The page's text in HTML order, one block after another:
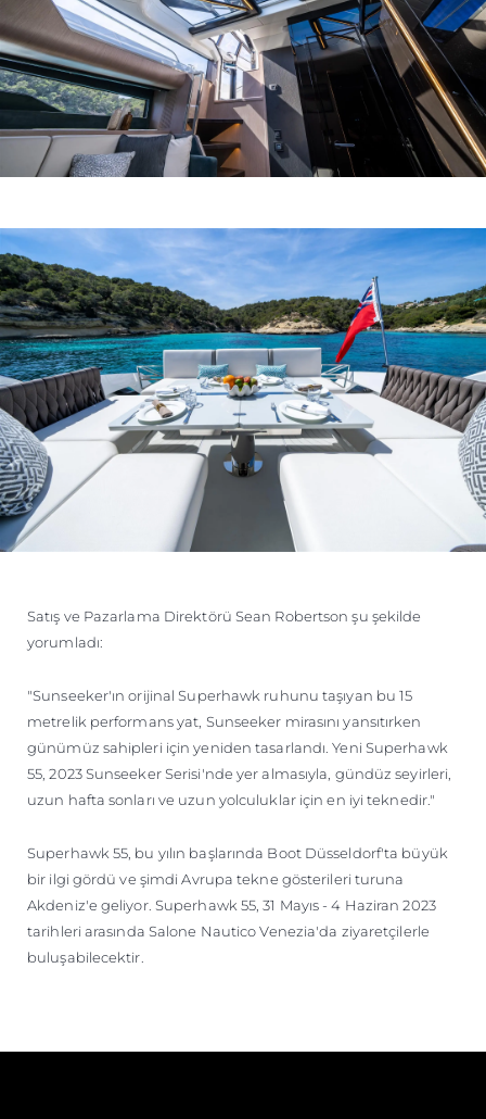
Satış ve Pazarlama Direktörü Sean Robertson şu şekilde
yorumladı:
"Sunseeker'ın orijinal Superhawk ruhunu taşıyan bu 15
metrelik performans yat, Sunseeker mirasını yansıtırken
günümüz sahipleri için yeniden tasarlandı. Yeni Superhawk
55, 2023 Sunseeker Serisi'nde yer almasıyla, gündüz seyirleri,
uzun hafta sonları ve uzun yolculuklar için en iyi teknedir."
Superhawk 55, bu yılın başlarında Boot Düsseldorf'ta büyük
bir ilgi gördü ve şimdi Avrupa tekne gösterileri turuna
Akdeniz'e geliyor. Superhawk 55, 31 Mayıs - 4 Haziran 2023
tarihleri arasında Salone Nautico Venezia'da ziyaretçilerle
buluşabilecektir.